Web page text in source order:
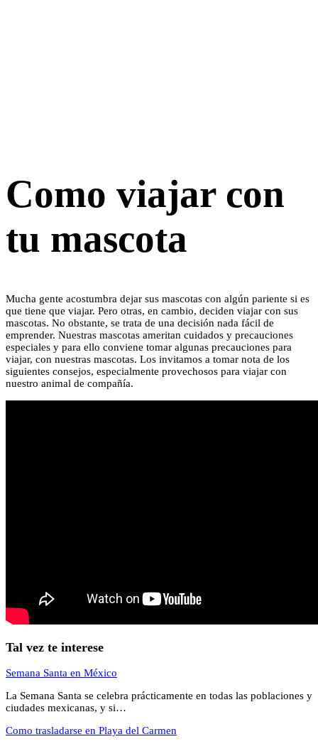
Como viajar con
tu mascota
Mucha gente acostumbra dejar sus mascotas con algún pariente si es
que tiene que viajar. Pero otras, en cambio, deciden viajar con sus
mascotas. No obstante, se trata de una decisión nada fácil de
emprender. Nuestras mascotas ameritan cuidados y precauciones
especiales y para ello conviene tomar algunas precauciones para
viajar, con nuestras mascotas. Los invitamos a tomar nota de los
siguientes consejos, especialmente provechosos para viajar con
nuestro animal de compañía.
Tal vez te interese
Semana Santa en México
La Semana Santa se celebra prácticamente en todas las poblaciones y
ciudades mexicanas, y si…
Como trasladarse en Playa del Carmen